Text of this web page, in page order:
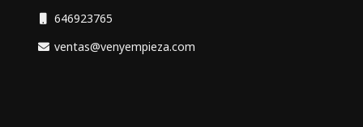
646923765
ventas@venyempieza.com